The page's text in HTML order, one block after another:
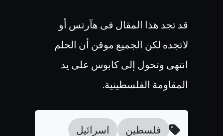
قد تجد هذا المقال فى هآرتس أو
لاتجده لكن الجميع موقن أن الحلم
انتهى وتحول إلى كابوس على يد
المقاومة الفلسطينية.
فلسطين
اسرائيل